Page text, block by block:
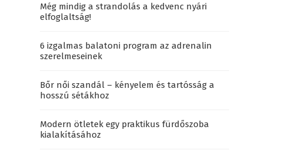
Még mindig a strandolás a kedvenc nyári
elfoglaltság!
6 izgalmas balatoni program az adrenalin
szerelmeseinek
Bőr női szandál – kényelem és tartósság a
hosszú sétákhoz
Modern ötletek egy praktikus fürdőszoba
kialakításához